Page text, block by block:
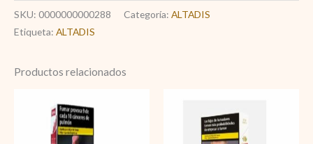
SKU: 0000000000288 Categoría: ALTADIS
Etiqueta: ALTADIS
Productos relacionados
&
Co
Red
cantidad